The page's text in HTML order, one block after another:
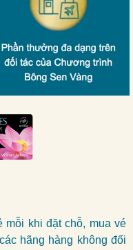
mỗi khi đặt chỗ, mua vé
hãng hàng không đối